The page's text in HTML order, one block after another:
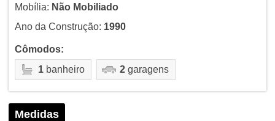
Mobília: Não Mobiliado
Ano da Construção: 1990
Cômodos:
1banheiro 2garagens
Medidas